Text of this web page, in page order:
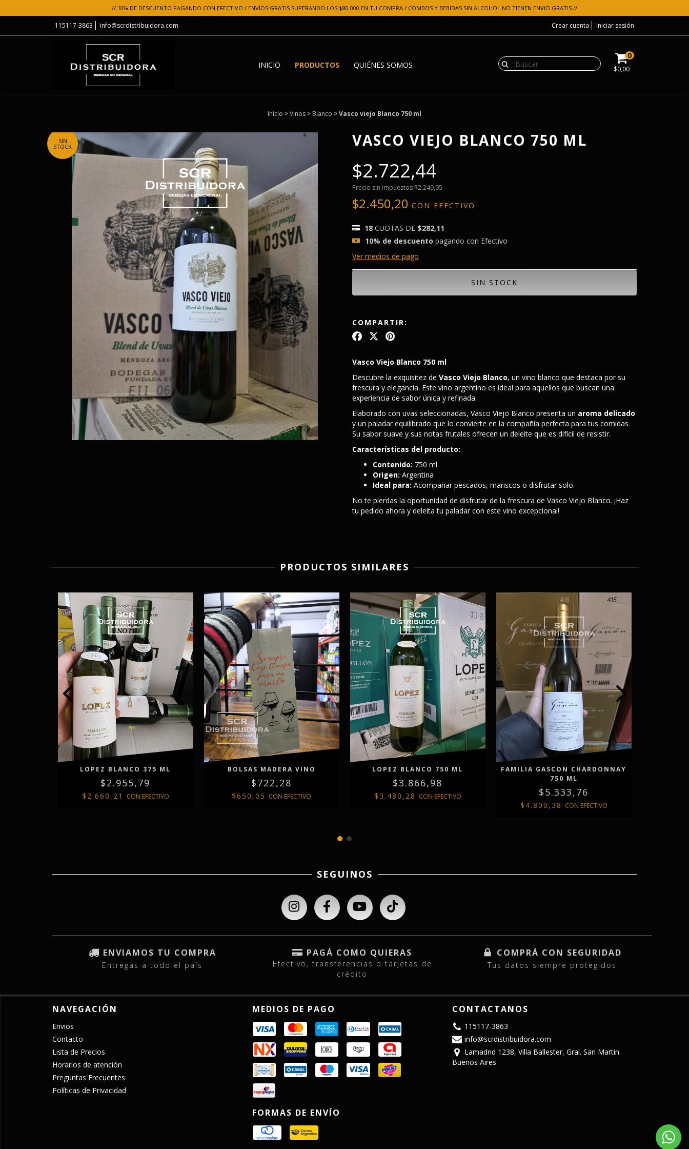
// 10% DE DESCUENTO PAGANDO CON EFECTIVO / ENVÍOS GRATIS SUPERANDO LOS $80.000 EN TU COMPRA / COMBOS Y BEBIDAS SIN ALCOHOL NO TIENEN ENVIO GRATIS //
115117-3863 info@scrdistribuidora.com Crear cuenta Iniciar sesión
INICIO PRODUCTOS QUIÉNES SOMOS
0
$0,00
Inicio >Vinos > Blanco >Vasco viejo Blanco 750 ml
SIN
STOCK VASCO VIEJO BLANCO 750 ML
$2.722,44
Precio sin impuestos $2.249,95
$2.450,20 CON EFECTIVO
18 CUOTAS DE $282,11
10% de descuento pagando con Efectivo
Ver medios de pago
COMPARTIR:
Vasco Viejo Blanco 750 ml
Descubre la exquisitez de Vasco Viejo Blanco, un vino blanco que destaca por su
frescura y elegancia. Este vino argentino es ideal para aquellos que buscan una
experiencia de sabor única y refinada.
Elaborado con uvas seleccionadas, Vasco Viejo Blanco presenta un aroma delicado
y un paladar equilibrado que lo convierte en la compañía perfecta para tus comidas.
Su sabor suave y sus notas frutales ofrecen un deleite que es difícil de resistir.
Características del producto:
Contenido: 750 ml
Origen: Argentina
Ideal para: Acompañar pescados, mariscos o disfrutar solo.
No te pierdas la oportunidad de disfrutar de la frescura de Vasco Viejo Blanco. ¡Haz
tu pedido ahora y deleita tu paladar con este vino excepcional!
PRODUCTOS SIMILARES
LOPEZ BLANCO 375 ML
$2.955,79
$2.660,21 CON EFECTIVO
BOLSAS MADERA VINO
$722,28
$650,05 CON EFECTIVO
LOPEZ BLANCO 750 ML
$3.866,98
$3.480,28 CON EFECTIVO
FAMILIA GASCON CHARDONNAY
750 ML
$5.333,76
$4.800,38 CON EFECTIVO
SEGUINOS
ENVIAMOS TU COMPRA
Entregas a todo el país
PAGÁ COMO QUIERAS
Efectivo, transferencias o tarjetas de
crédito
COMPRÁ CON SEGURIDAD
Tus datos siempre protegidos
NAVEGACIÓN
Envios
Contacto
Lista de Precios
Horarios de atención
Preguntas Frecuentes
Políticas de Privacidad
MEDIOS DE PAGO
FORMAS DE ENVÍO
CONTACTANOS
115117-3863
info@scrdistribuidora.com
Lamadrid 1238, Villa Ballester, Gral. San Martin.
Buenos Aires